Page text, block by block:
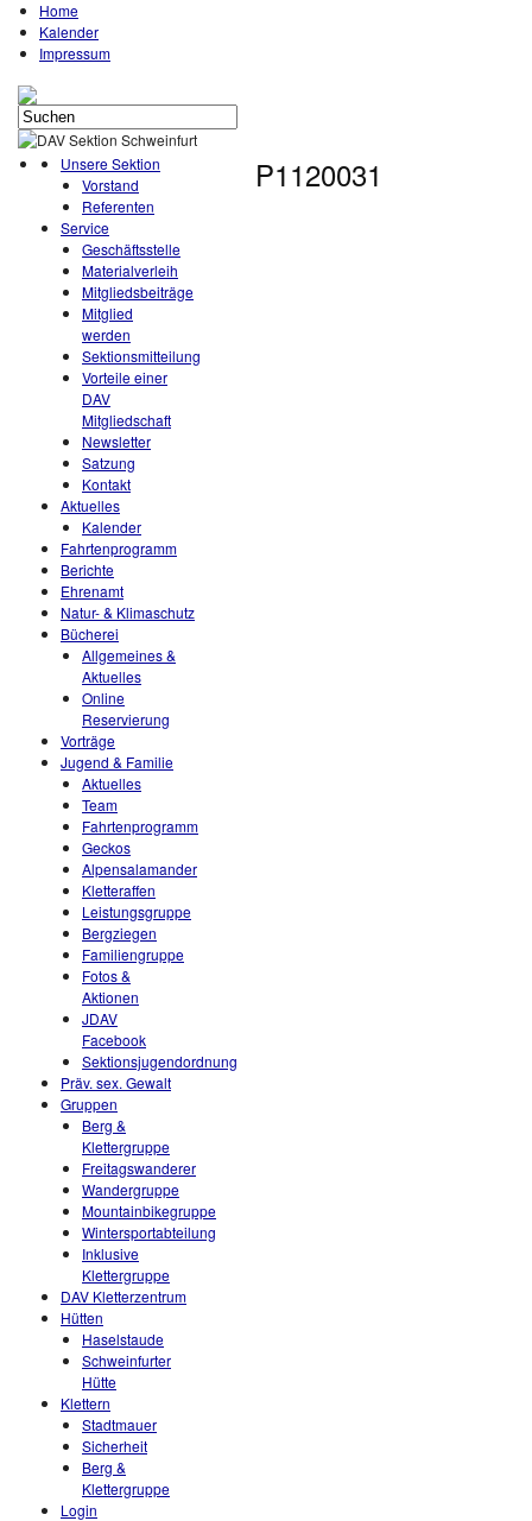
Home
Kalender
Impressum
Unsere Sektion
Vorstand
Referenten
Service
Geschäftsstelle
Materialverleih
Mitgliedsbeiträge
Mitglied
werden
Sektionsmitteilung
Vorteile einer
DAV
Mitgliedschaft
Newsletter
Satzung
Kontakt
Aktuelles
Kalender
Fahrtenprogramm
Berichte
Ehrenamt
Natur- & Klimaschutz
Bücherei
Allgemeines &
Aktuelles
Online
Reservierung
Vorträge
Jugend & Familie
Aktuelles
Team
Fahrtenprogramm
Geckos
Alpensalamander
Kletteraffen
Leistungsgruppe
Bergziegen
Familiengruppe
Fotos &
Aktionen
JDAV
Facebook
Sektionsjugendordnung
Präv. sex. Gewalt
Gruppen
Berg &
Klettergruppe
Freitagswanderer
Wandergruppe
Mountainbikegruppe
Wintersportabteilung
Inklusive
Klettergruppe
DAV Kletterzentrum
Hütten
Haselstaude
Schweinfurter
Hütte
Klettern
Stadtmauer
Sicherheit
Berg &
Klettergruppe
Login
P1120031